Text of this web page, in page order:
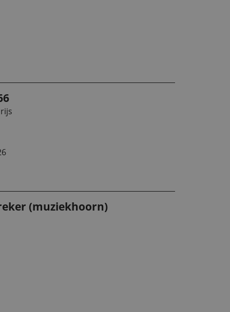
(muziekhoorn)